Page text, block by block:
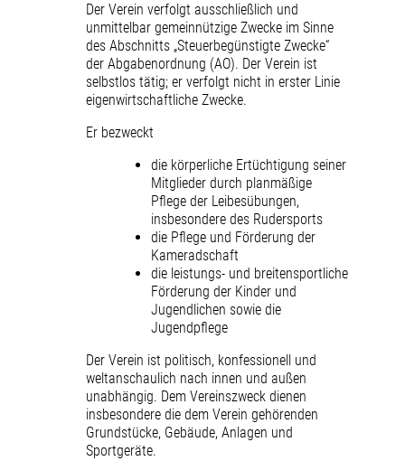
Der Verein verfolgt ausschließlich und
unmittelbar gemeinnützige Zwecke im Sinne
des Abschnitts „Steuerbegünstigte Zwecke“
der Abgabenordnung (AO). Der Verein ist
selbstlos tätig; er verfolgt nicht in erster Linie
eigenwirtschaftliche Zwecke.
Er bezweckt
die körperliche Ertüchtigung seiner
Mitglieder durch planmäßige
Pflege der Leibesübungen,
insbesondere des Rudersports
die Pflege und Förderung der
Kameradschaft
die leistungs- und breitensportliche
Förderung der Kinder und
Jugendlichen sowie die
Jugendpflege
Der Verein ist politisch, konfessionell und
weltanschaulich nach innen und außen
unabhängig. Dem Vereinszweck dienen
insbesondere die dem Verein gehörenden
Grundstücke, Gebäude, Anlagen und
Sportgeräte.